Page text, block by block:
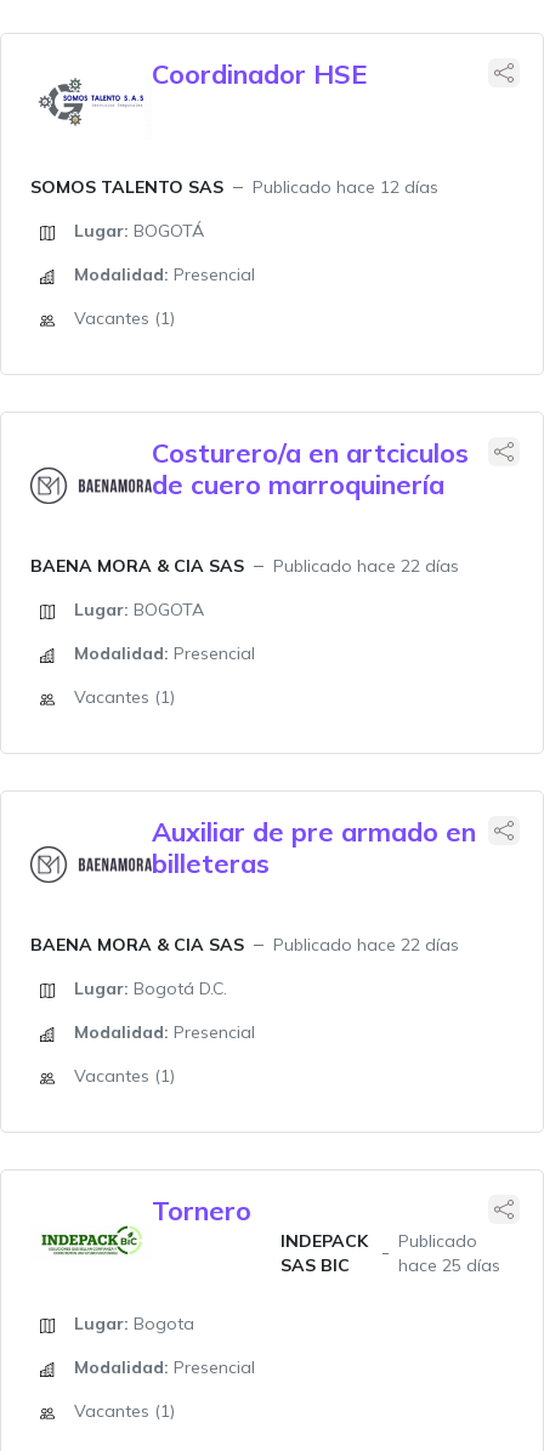
Coordinador HSE
SOMOS TALENTO SAS
Publicado hace 12 días
Lugar: BOGOTÁ
Modalidad: Presencial
Vacantes (1)
Costurero/a en artciculos
de cuero marroquinería
BAENA MORA & CIA SAS
Publicado hace 22 días
Lugar: BOGOTA
Modalidad: Presencial
Vacantes (1)
Auxiliar de pre armado en
billeteras
BAENA MORA & CIA SAS
Publicado hace 22 días
Lugar: Bogotá D.C.
Modalidad: Presencial
Vacantes (1)
Tornero
INDEPACK
SAS BIC
Publicado
hace 25 días
Lugar: Bogota
Modalidad: Presencial
Vacantes (1)